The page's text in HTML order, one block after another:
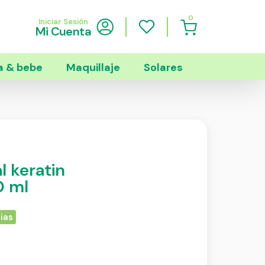
Iniciar Sesión
Mi Cuenta
0
& bebe Maquillaje Solares
keratin
ml